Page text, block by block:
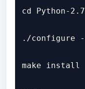
cd Python-
./configure
make install